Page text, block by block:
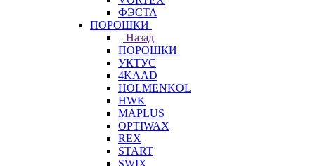
ФЭСТА
ПОРОШКИ
Назад
ПОРОШКИ
УКТУС
4KAAD
HOLMENKOL
HWK
MAPLUS
OPTIWAX
REX
START
SWIX